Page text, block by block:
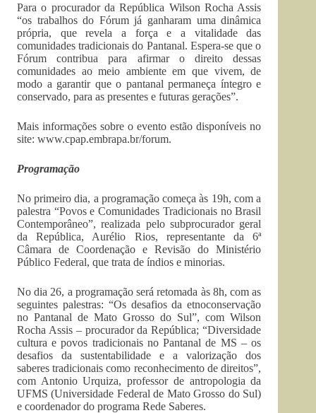
Para o procurador da República Wilson Rocha Assis
“os trabalhos do Fórum já ganharam uma dinâmica
própria, que revela a força e a vitalidade das
comunidades tradicionais do Pantanal. Espera-se que o
Fórum contribua para afirmar o direito dessas
comunidades ao meio ambiente em que vivem, de
modo a garantir que o pantanal permaneça íntegro e
conservado, para as presentes e futuras gerações”.
Mais informações sobre o evento estão disponíveis no
site: www.cpap.embrapa.br/forum.
Programação
No primeiro dia, a programação começa às 19h, com a
palestra “Povos e Comunidades Tradicionais no Brasil
Contemporâneo”, realizada pelo subprocurador geral
da República, Aurélio Rios, representante da 6ª
Câmara de Coordenação e Revisão do Ministério
Público Federal, que trata de índios e minorias.
No dia 26, a programação será retomada às 8h, com as
seguintes palestras: “Os desafios da etnoconservação
no Pantanal de Mato Grosso do Sul”, com Wilson
Rocha Assis – procurador da República; “Diversidade
cultura e povos tradicionais no Pantanal de MS – os
desafios da sustentabilidade e a valorização dos
saberes tradicionais como reconhecimento de direitos”,
com Antonio Urquiza, professor de antropologia da
UFMS (Universidade Federal de Mato Grosso do Sul)
e coordenador do programa Rede Saberes.